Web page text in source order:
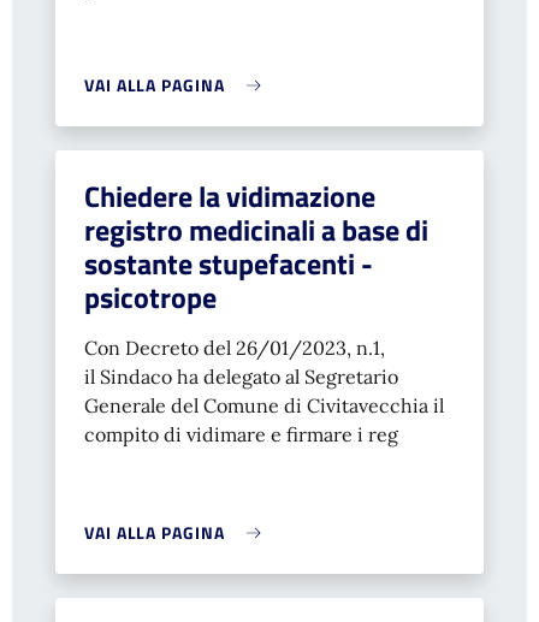
VAI ALLA PAGINA
Chiedere la vidimazione
registro medicinali a base di
sostante stupefacenti -
psicotrope
Con Decreto del 26/01/2023, n.1,
il Sindaco ha delegato al Segretario
Generale del Comune di Civitavecchia il
compito di vidimare e firmare i reg
VAI ALLA PAGINA